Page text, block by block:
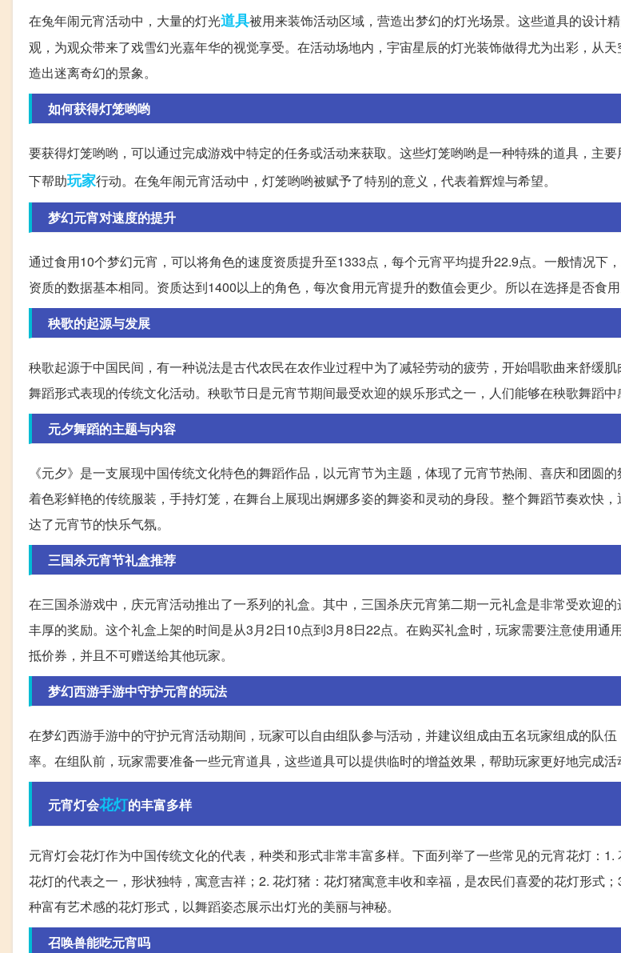
在兔年闹元宵活动中，大量的灯光道具被用来装饰活动区域，营造出梦幻的灯光场景。这些道具的设计
观，为观众带来了戏雪幻光嘉年华的视觉享受。在活动场地内，宇宙星辰的灯光装饰做得尤为出彩，从
造出迷离奇幻的景象。
如何获得灯笼哟哟
要获得灯笼哟哟，可以通过完成游戏中特定的任务或活动来获取。这些灯笼哟哟是一种特殊的道具，主
下帮助玩家行动。在兔年闹元宵活动中，灯笼哟哟被赋予了特别的意义，代表着辉煌与希望。
梦幻元宵对速度的提升
通过食用10个梦幻元宵，可以将角色的速度资质提升至1333点，每个元宵平均提升22.9点。一般情况下
资质的数据基本相同。资质达到1400以上的角色，每次食用元宵提升的数值会更少。所以在选择是否食用
秧歌的起源与发展
秧歌起源于中国民间，有一种说法是古代农民在农作业过程中为了减轻劳动的疲劳，开始唱歌曲来舒缓
舞蹈形式表现的传统文化活动。秧歌节日是元宵节期间最受欢迎的娱乐形式之一，人们能够在秧歌舞蹈中
元夕舞蹈的主题与内容
《元夕》是一支展现中国传统文化特色的舞蹈作品，以元宵节为主题，体现了元宵节热闹、喜庆和团圆
着色彩鲜艳的传统服装，手持灯笼，在舞台上展现出婀娜多姿的舞姿和灵动的身段。整个舞蹈节奏欢快
达了元宵节的快乐气氛。
三国杀元宵节礼盒推荐
在三国杀游戏中，庆元宵活动推出了一系列的礼盒。其中，三国杀庆元宵第二期一元礼盒是非常受欢迎
丰厚的奖励。这个礼盒上架的时间是从3月2日10点到3月8日22点。在购买礼盒时，玩家需要注意使用通
抵价券，并且不可赠送给其他玩家。
梦幻西游手游中守护元宵的玩法
在梦幻西游手游中的守护元宵活动期间，玩家可以自由组队参与活动，并建议组成由五名玩家组成的队
率。在组队前，玩家需要准备一些元宵道具，这些道具可以提供临时的增益效果，帮助玩家更好地完成活
元宵灯会花灯的丰富多样
元宵灯会花灯作为中国传统文化的代表，种类和形式非常丰富多样。下面列举了一些常见的元宵花灯：
花灯的代表之一，形状独特，寓意吉祥；2. 花灯猪：花灯猪寓意丰收和幸福，是农民们喜爱的花灯形式
种富有艺术感的花灯形式，以舞蹈姿态展示出灯光的美丽与神秘。
召唤兽能吃元宵吗